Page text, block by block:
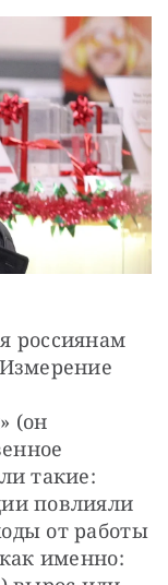
россиянам
(он
такие:
повлияли
от работы
именно:
РФ
или